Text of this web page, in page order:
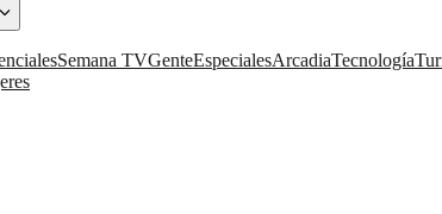
Semana TVGenteEspecialesArcadiaTecnología